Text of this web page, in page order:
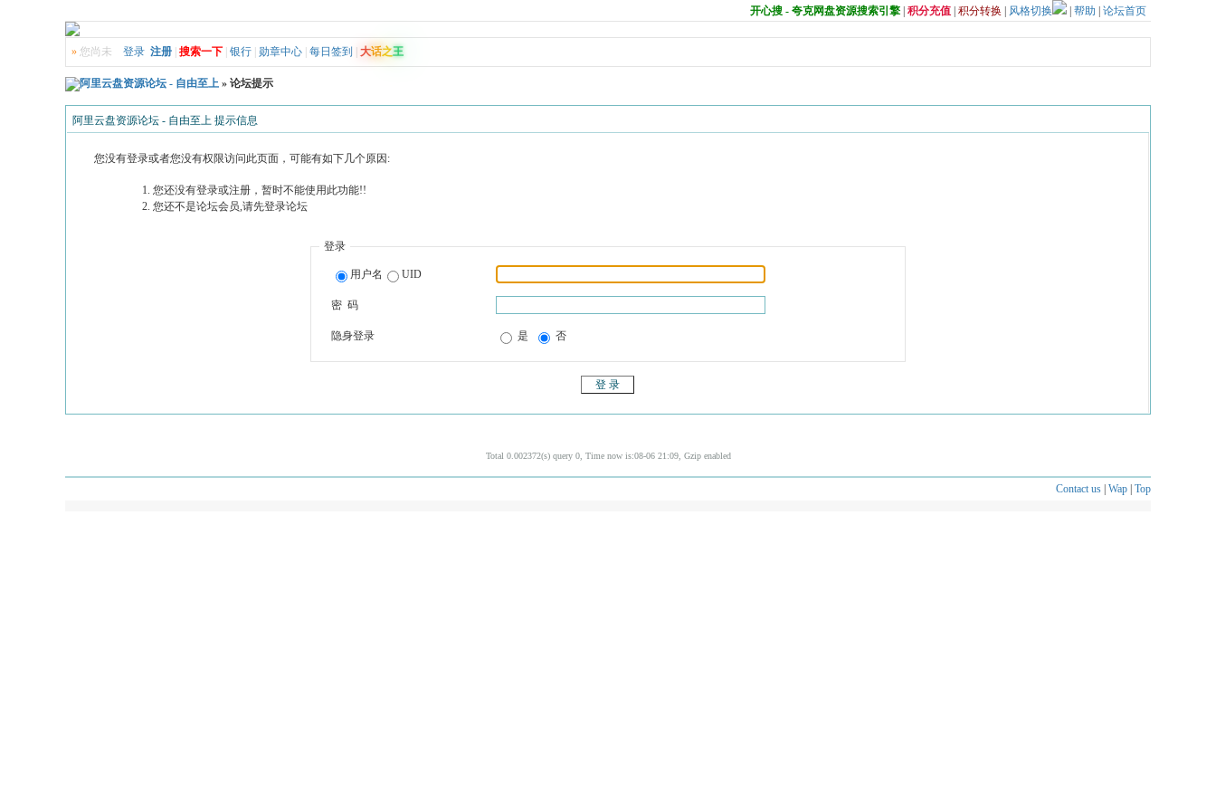
开心搜 - 夸克网盘资源搜索引擎 积分充值 积分转换 风格切换 帮助 论坛首页
» 您尚未 登录 注册 搜索一下 银行 勋章中心 每日签到 大话之王
阿里云盘资源论坛 - 自由至上 » 论坛提示
阿里云盘资源论坛 - 自由至上 提示信息
您没有登录或者您没有权限访问此页面，可能有如下几个原因:
您还没有登录或注册，暂时不能使用此功能!!
您还不是论坛会员,请先登录论坛
登录
用户名 UID
密 码
隐身登录 是 否
Total 0.002372(s) query 0, Time now is:08-06 21:09, Gzip enabled
Contact us Wap Top